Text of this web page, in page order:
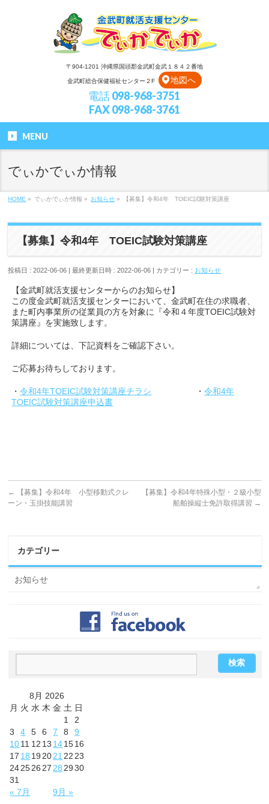
〒904-1201 沖縄県国頭郡金武町金武１８４２番地
金武町総合保健福祉センター２F 地図へ
電話 098-968-3751
FAX 098-968-3761
MENU
でぃかでぃか情報
HOME » でぃかでぃか情報 » お知らせ » 【募集】令和4年 TOEIC試験対策講座
【募集】令和4年 TOEIC試験対策講座
投稿日 : 2022-06-06 最終更新日時 : 2022-06-06 カテゴリー : お知らせ
【金武町就活支援センターからのお知らせ】
この度金武町就活支援センターにおいて、金武町在住の求職者、
また町内事業所の従業員の方を対象に『令和４年度TOEIC試験対
策講座』を実施致します。
詳細については、下記資料をご確認下さい。
ご応募お待ちしております。
・令和4年TOEIC試験対策講座チラシ ・令和4年
TOEIC試験対策講座申込書
←
【募集】令和4年 小型移動式クレ
ーン・玉掛技能講習
【募集】令和4年特殊小型・２級小型
船舶操縦士免許取得講習 →
カテゴリー
お知らせ
8月 2026
月 火 水 木 金 土 日
« 7月 9月 »
1
2
3
4 5 6 7 8
9
1011 12 13 141516
17 18 19 2021 22 23
242526 27 28 29 30
31